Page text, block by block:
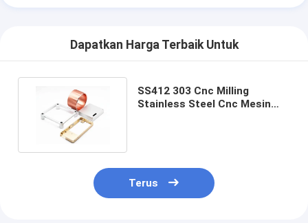
Dapatkan Harga Terbaik Untuk
SS412 303 Cnc Milling
Stainless Steel Cnc Mesin
Terus